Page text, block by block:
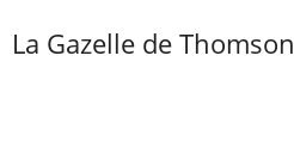
La Gazelle de Thomson